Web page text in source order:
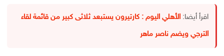
اقرأ أيضا: الأهلي اليوم : كارتيرون يستبعد ثلاثى كبير من قائمة لقاء
الترجي ويضم ناصر ماهر